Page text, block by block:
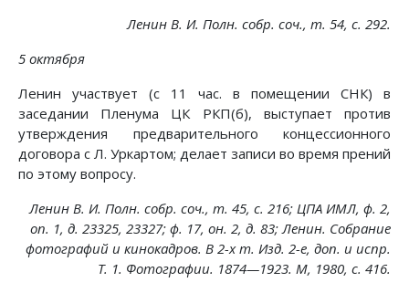
Ленин В. И. Полн. собр. соч., т. 54, с. 292.
5 октября
Ленин участвует (с 11 час. в помещении СНК) в
заседании Пленума ЦК РКП(б), выступает против
утверждения предварительного концессионного
договора с Л. Уркартом; делает записи во время прений
по этому вопросу.
Ленин В. И. Полн. собр. соч., т. 45, с. 216; ЦПА ИМЛ, ф. 2,
on. 1, д. 23325, 23327; ф. 17, он. 2, д. 83; Ленин. Собрание
фотографий и кинокадров. В 2-х т. Изд. 2-е, доп. и испр.
Т. 1. Фотографии. 1874—1923. М, 1980, с. 416.